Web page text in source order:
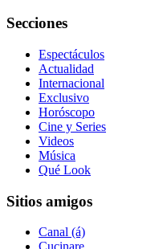
Secciones
Espectáculos
Actualidad
Internacional
Exclusivo
Horóscopo
Cine y Series
Videos
Música
Qué Look
Sitios amigos
Canal (á)